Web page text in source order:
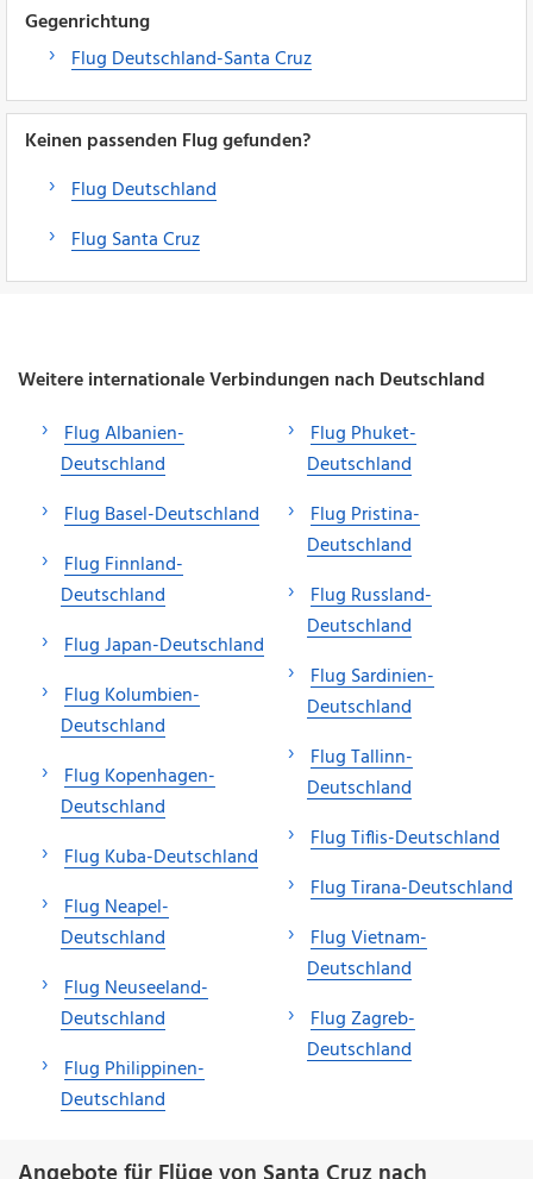
Gegenrichtung
Flug Deutschland-Santa Cruz
Keinen passenden Flug gefunden?
Flug Deutschland
Flug Santa Cruz
Weitere internationale Verbindungen nach Deutschland
Flug Albanien-
Deutschland
Flug Basel-Deutschland
Flug Finnland-
Deutschland
Flug Japan-Deutschland
Flug Kolumbien-
Deutschland
Flug Kopenhagen-
Deutschland
Flug Kuba-Deutschland
Flug Neapel-
Deutschland
Flug Neuseeland-
Deutschland
Flug Philippinen-
Deutschland
Flug Phuket-
Deutschland
Flug Pristina-
Deutschland
Flug Russland-
Deutschland
Flug Sardinien-
Deutschland
Flug Tallinn-
Deutschland
Flug Tiflis-Deutschland
Flug Tirana-Deutschland
Flug Vietnam-
Deutschland
Flug Zagreb-
Deutschland